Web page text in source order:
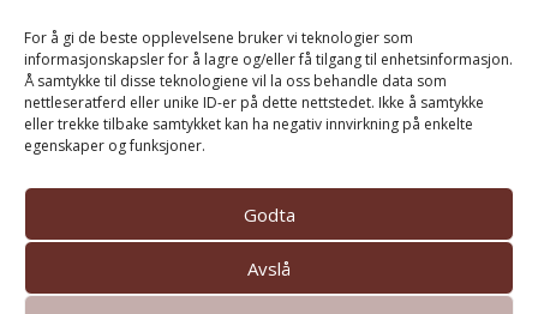
For å gi de beste opplevelsene bruker vi teknologier som
informasjonskapsler for å lagre og/eller få tilgang til enhetsinformasjon.
Å samtykke til disse teknologiene vil la oss behandle data som
nettleseratferd eller unike ID-er på dette nettstedet. Ikke å samtykke
eller trekke tilbake samtykket kan ha negativ innvirkning på enkelte
egenskaper og funksjoner.
Godta
Avslå